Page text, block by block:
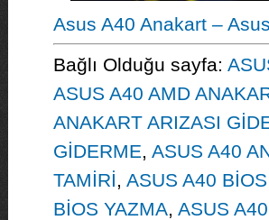
Asus A40 Anakart –
Bağlı Olduğu sayfa:
ASUS A40 AMD
ANAKART ARIZASI
GİDERME, ASUS A40
TAMİRİ, ASUS A40
BİOS YAZMA, ASUS